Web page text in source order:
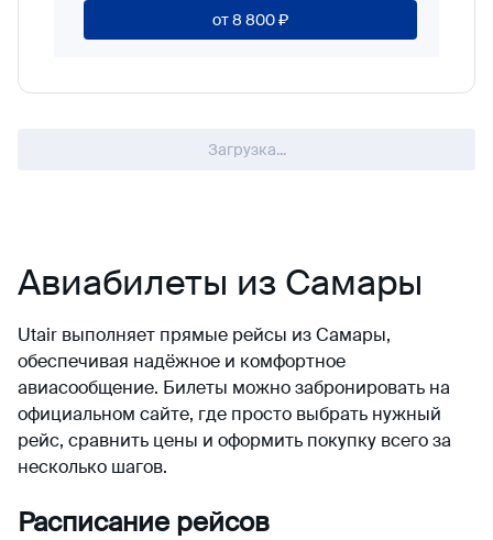
от8 800 ₽
Загрузка...
Авиабилеты из Самары
Utair выполняет прямые рейсы из Самары,
обеспечивая надёжное и комфортное
авиасообщение. Билеты можно забронировать на
официальном сайте, где просто выбрать нужный
рейс, сравнить цены и оформить покупку всего за
несколько шагов.
Расписание рейсов